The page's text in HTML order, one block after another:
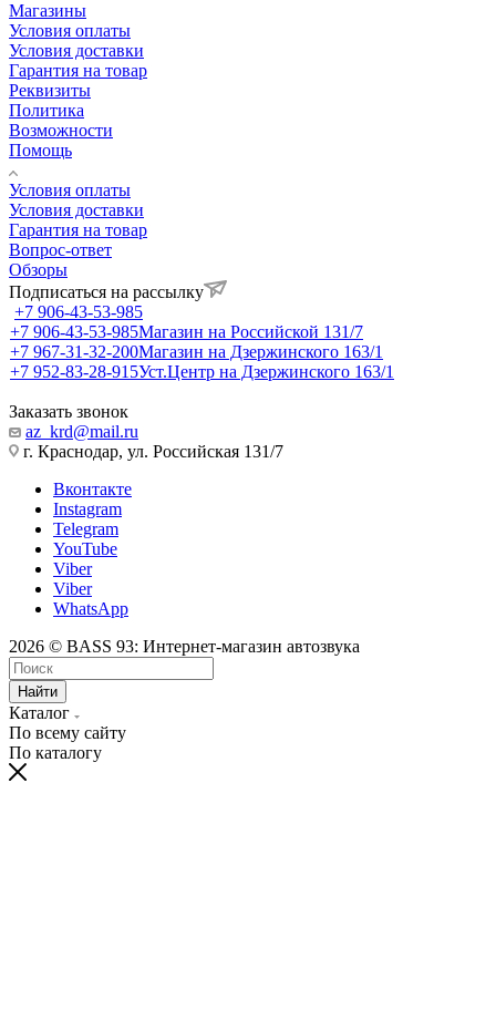
Магазины
Условия оплаты
Условия доставки
Гарантия на товар
Реквизиты
Политика
Возможности
Помощь
Условия оплаты
Условия доставки
Гарантия на товар
Вопрос-ответ
Обзоры
Подписаться на рассылку
+7 906-43-53-985
+7 906-43-53-985Магазин на Российской 131/7
+7 967-31-32-200Магазин на Дзержинского 163/1
+7 952-83-28-915Уст.Центр на Дзержинского 163/1
Заказать звонок
az_krd@mail.ru
г. Краснодар, ул. Российская 131/7
Вконтакте
Instagram
Telegram
YouTube
Viber
Viber
WhatsApp
2026 © BASS 93: Интернет-магазин автозвука
Найти
Каталог
По всему сайту
По каталогу